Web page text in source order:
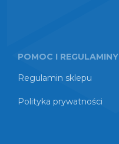
POMOC I REGULAMINY
Regulamin sklepu
Polityka prywatności